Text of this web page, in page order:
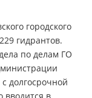
городского
гидрантов.
по делам ГО
долгосрочной